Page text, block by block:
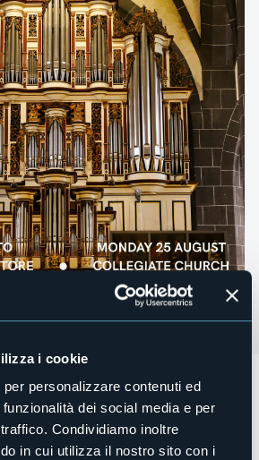
i cookie
personalizzare contenuti ed
dei social media e per
Condividiamo inoltre
in cui utilizza il nostro sito con i
ore 20.30presso la Collegiata di San